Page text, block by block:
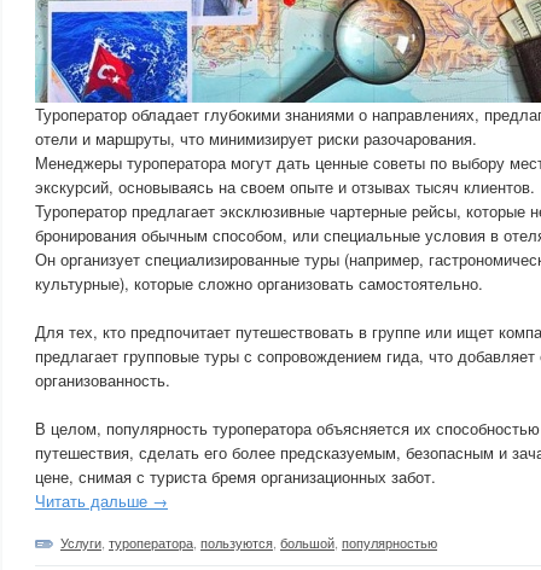
Туроператор обладает глубокими знаниями о направлениях,
отели и маршруты, что минимизирует риски разочарования.
Менеджеры туроператора могут дать ценные советы по выбору
экскурсий, основываясь на своем опыте и отзывах тысяч клиентов.
Туроператор предлагает эксклюзивные чартерные рейсы, которые
бронирования обычным способом, или специальные условия в
Он организует специализированные туры (например,
культурные), которые сложно организовать самостоятельно.
Для тех, кто предпочитает путешествовать в группе или ищет
предлагает групповые туры с сопровождением гида, что
организованность.
В целом, популярность туроператора объясняется их
путешествия, сделать его более предсказуемым, безопасным и
цене, снимая с туриста бремя организационных забот.
Читать дальше →
Услуги туроператора пользуются большой популярностью